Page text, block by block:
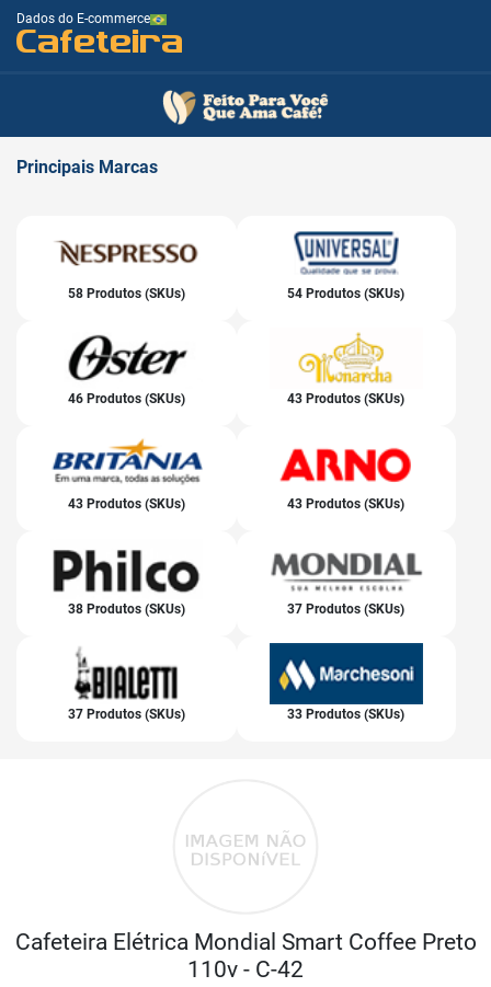
Dados do E-commerce
Cafeteira
Principais Marcas
58 Produtos (SKUs) 54 Produtos (SKUs)
46 Produtos (SKUs) 43 Produtos (SKUs)
43 Produtos (SKUs) 43 Produtos (SKUs)
38 Produtos (SKUs) 37 Produtos (SKUs)
37 Produtos (SKUs) 33 Produtos (SKUs)
Cafeteira Elétrica Mondial Smart Coffee Preto
110v - C-42